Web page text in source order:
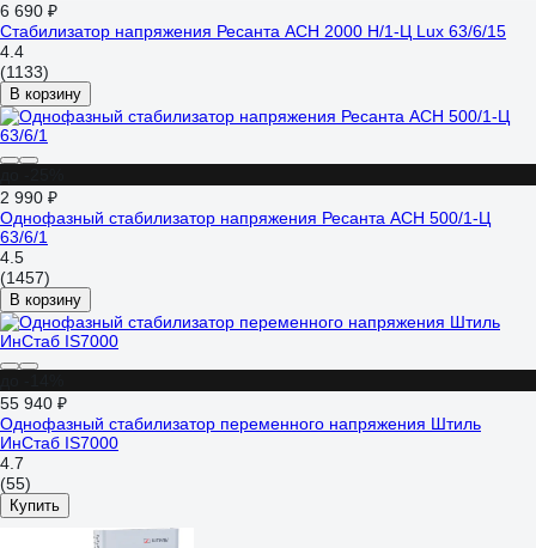
6 690 ₽
Стабилизатор напряжения Ресанта АСН 2000 Н/1-Ц Lux 63/6/15
4.4
(1133)
В корзину
2 990 ₽
Однофазный стабилизатор напряжения Ресанта АСН 500/1-Ц
63/6/1
4.5
(1457)
В корзину
55 940 ₽
Однофазный стабилизатор переменного напряжения Штиль
ИнСтаб IS7000
4.7
(55)
Купить